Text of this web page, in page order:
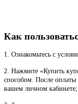
Как
1. Ознакомьтесь с
2. Нажмите «Купить
способом. После оплаты
вашем личном кабинете;